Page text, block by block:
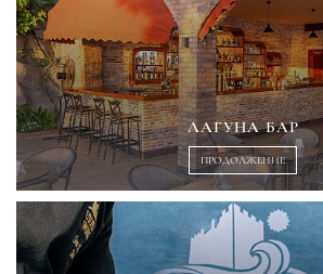
ЛАГУНА БАР
ПРОДОЛЖЕНИЕ